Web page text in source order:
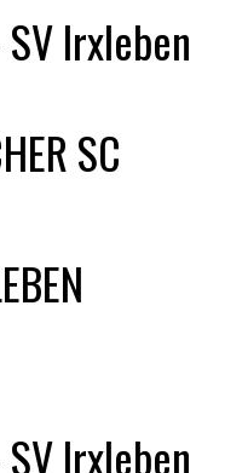
Irxleben
SC
Irxleben